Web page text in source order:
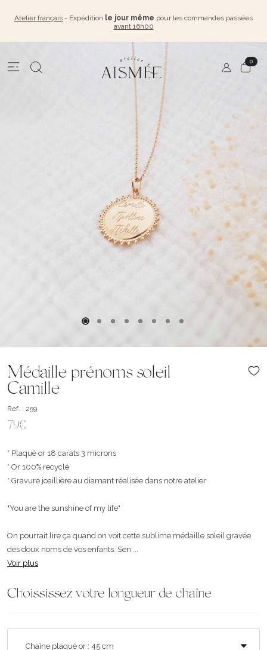
Atelier français - Expédition le jour même pour les commandes passées
avant 16h00
0
Médaille prénoms soleil
Camille
Ref. : 259
79€
* Plaqué or 18 carats 3 microns
* Or 100% recyclé
* Gravure joaillière au diamant réalisée dans notre atelier
"You are the sunshine of my life"
On pourrait lire ça quand on voit cette sublime médaille soleil gravée
des doux noms de vos enfants. Sen ...
Voir plus
Choississez votre longueur de chaîne